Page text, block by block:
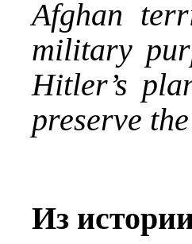
Afghan
military
Hitler’s
preserve
Из